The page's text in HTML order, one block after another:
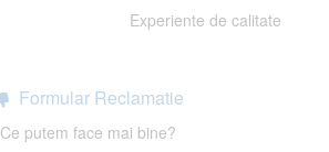
Experiente de calitate
Formular Reclamatie
Ce putem face mai bine?